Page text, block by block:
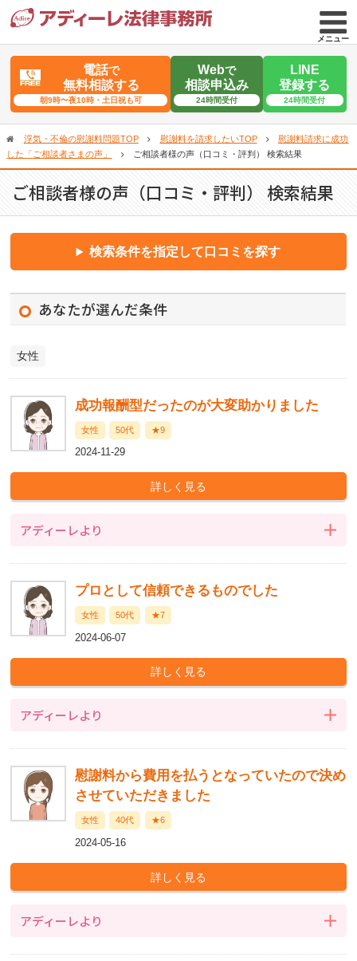
メニュー
電話で
無料相談する
朝9時〜夜10時・土日祝も可
Webで
相談申込み
24時間受付
LINE
登録する
24時間受付
浮気・不倫の慰謝料問題TOP 慰謝料を請求したいTOP
慰謝料請求に成功
した「ご相談者さまの声」
ご相談者様の声（口コミ・評判） 検索結果
ご相談者様の声（口コミ・評判） 検索結果
検索条件を指定して口コミを探す
あなたが選んだ条件
女性
成功報酬型だったのが大変助かりました
女性 50代 ★9
2024-11-29
アディーレより
プロとして信頼できるものでした
女性 50代 ★7
2024-06-07
アディーレより
慰謝料から費用を払うとなっていたので決め
させていただきました
女性 40代 ★6
2024-05-16
アディーレより